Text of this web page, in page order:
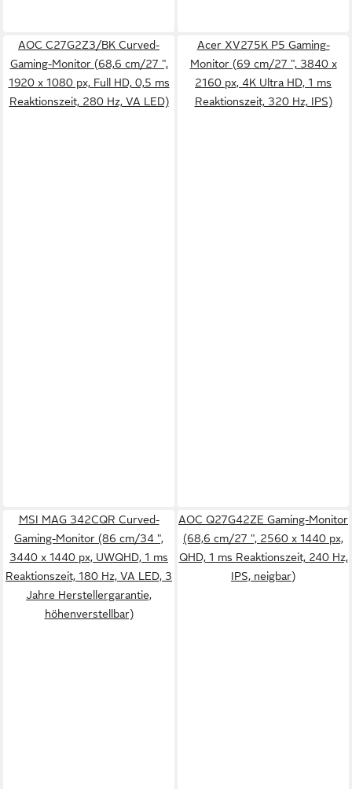
AOC C27G2Z3/BK Curved-
Gaming-Monitor (68,6 cm/27 ",
1920 x 1080 px, Full HD, 0,5 ms
Reaktionszeit, 280 Hz, VA LED)
Acer XV275K P5 Gaming-
Monitor (69 cm/27 ", 3840 x
2160 px, 4K Ultra HD, 1 ms
Reaktionszeit, 320 Hz, IPS)
MSI MAG 342CQR Curved-
Gaming-Monitor (86 cm/34 ",
3440 x 1440 px, UWQHD, 1 ms
Reaktionszeit, 180 Hz, VA LED, 3
Jahre Herstellergarantie,
höhenverstellbar)
AOC Q27G42ZE Gaming-Monitor
(68,6 cm/27 ", 2560 x 1440 px,
QHD, 1 ms Reaktionszeit, 240 Hz,
IPS, neigbar)